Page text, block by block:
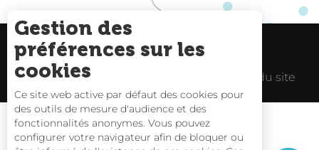
Description
Charte du voyageur Liens utiles
Espace Pro Plan du site
Gestion des
préférences sur les
cookies
Ce site web active par défaut des cookies pour
des outils de mesure d'audience et des
fonctionnalités anonymes. Vous pouvez
configurer votre navigateur afin de bloquer ou